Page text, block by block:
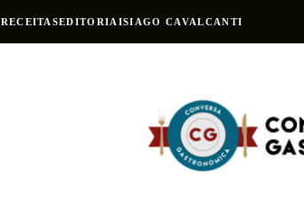
RECEITASEDITORIAISIAGO CAVALCANTI